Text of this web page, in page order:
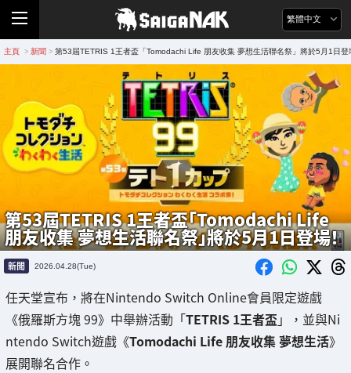
繁體中文
主頁 > 新聞 > 第53屆TETRIS 1王者盃「Tomodachi Life 朋友收集 夢想生活聯名祭」將於5月1日登
第53屆TETRIS 1王者盃「Tomodachi Life
朋友收集 夢想生活聯名祭」將於5月1日登場！
新聞 2026.04.28(Tue)
任天堂宣布，將在Nintendo Switch Online會員限定遊戲
《俄羅斯方塊 99》中舉辦活動「TETRIS 1王者盃 」，並與Ni
ntendo Switch遊戲《Tomodachi Life 朋友收集 夢想生活》
展開聯名合作。